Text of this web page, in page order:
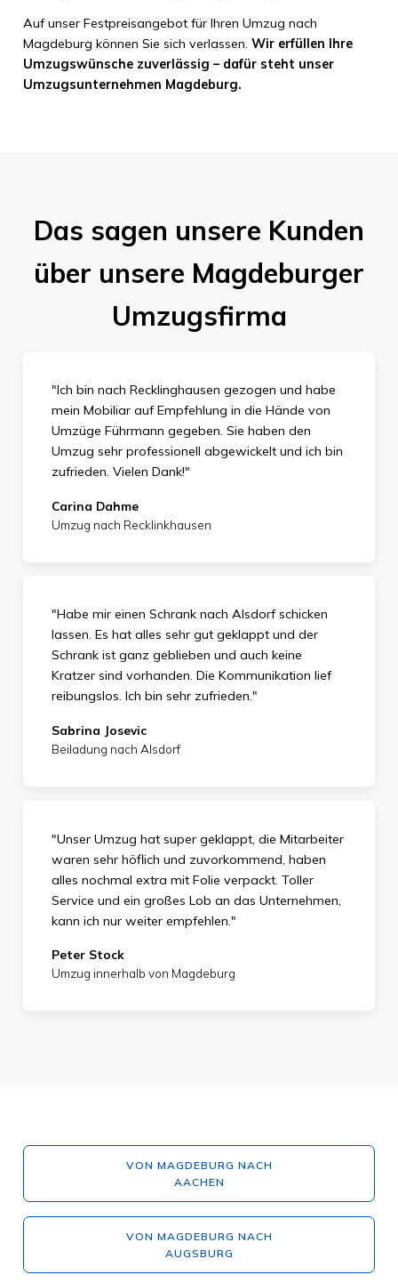
Auf unser Festpreisangebot für Ihren Umzug nach
Magdeburg können Sie sich verlassen. Wir erfüllen Ihre
Umzugswünsche zuverlässig – dafür steht unser
Umzugsunternehmen Magdeburg.
Das sagen unsere Kunden
über unsere Magdeburger
Umzugsfirma
"Ich bin nach Recklinghausen gezogen und habe
mein Mobiliar auf Empfehlung in die Hände von
Umzüge Führmann gegeben. Sie haben den
Umzug sehr professionell abgewickelt und ich bin
zufrieden. Vielen Dank!"
Carina Dahme
Umzug nach Recklinkhausen
"Habe mir einen Schrank nach Alsdorf schicken
lassen. Es hat alles sehr gut geklappt und der
Schrank ist ganz geblieben und auch keine
Kratzer sind vorhanden. Die Kommunikation lief
reibungslos. Ich bin sehr zufrieden."
Sabrina Josevic
Beiladung nach Alsdorf
"Unser Umzug hat super geklappt, die Mitarbeiter
waren sehr höflich und zuvorkommend, haben
alles nochmal extra mit Folie verpackt. Toller
Service und ein großes Lob an das Unternehmen,
kann ich nur weiter empfehlen."
Peter Stock
Umzug innerhalb von Magdeburg
VON MAGDEBURG NACH
AACHEN
VON MAGDEBURG NACH
AUGSBURG